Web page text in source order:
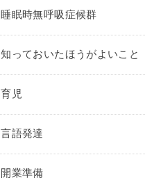
睡眠時無呼吸症候群
知っておいたほうがよいこと
育児
言語発達
開業準備